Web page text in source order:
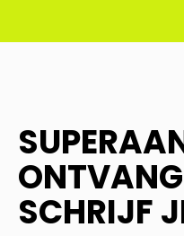
SCHRIJF